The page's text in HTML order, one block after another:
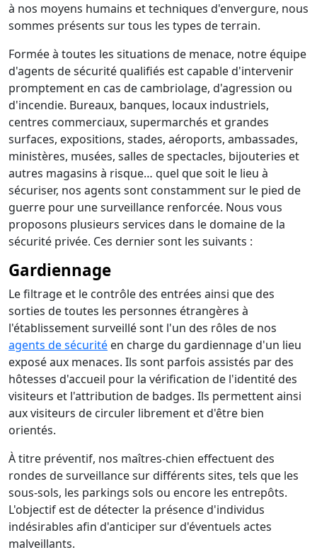
à nos moyens humains et techniques d'envergure, nous
sommes présents sur tous les types de terrain.
Formée à toutes les situations de menace, notre équipe
d'agents de sécurité qualifiés est capable d'intervenir
promptement en cas de cambriolage, d'agression ou
d'incendie. Bureaux, banques, locaux industriels,
centres commerciaux, supermarchés et grandes
surfaces, expositions, stades, aéroports, ambassades,
ministères, musées, salles de spectacles, bijouteries et
autres magasins à risque… quel que soit le lieu à
sécuriser, nos agents sont constamment sur le pied de
guerre pour une surveillance renforcée. Nous vous
proposons plusieurs services dans le domaine de la
sécurité privée. Ces dernier sont les suivants :
Gardiennage
Le filtrage et le contrôle des entrées ainsi que des
sorties de toutes les personnes étrangères à
l'établissement surveillé sont l'un des rôles de nos
agents de sécurité en charge du gardiennage d'un lieu
exposé aux menaces. Ils sont parfois assistés par des
hôtesses d'accueil pour la vérification de l'identité des
visiteurs et l'attribution de badges. Ils permettent ainsi
aux visiteurs de circuler librement et d'être bien
orientés.
À titre préventif, nos maîtres-chien effectuent des
rondes de surveillance sur différents sites, tels que les
sous-sols, les parkings sols ou encore les entrepôts.
L'objectif est de détecter la présence d'individus
indésirables afin d'anticiper sur d'éventuels actes
malveillants.